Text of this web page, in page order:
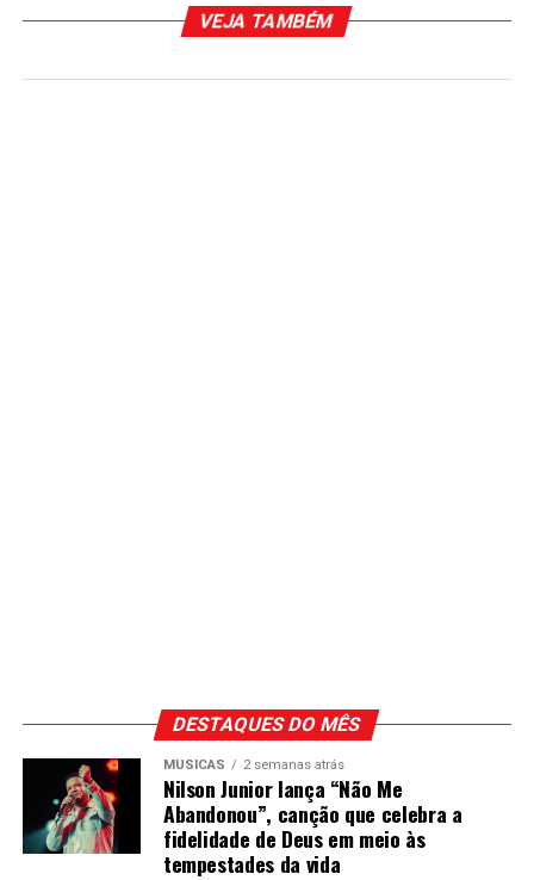
VEJA TAMBÉM
DESTAQUES DO MÊS
MÚSICAS 2 semanas atrás
Nilson Junior lança “Não Me
Abandonou”, canção que celebra a
fidelidade de Deus em meio às
tempestades da vida